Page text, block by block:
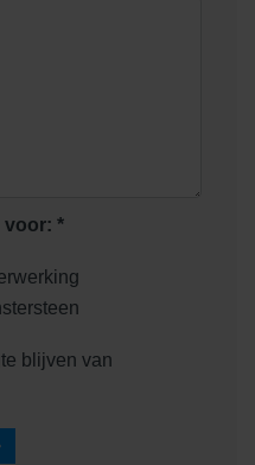
voor: *
blijven van